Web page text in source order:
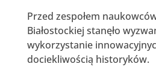
Przed zespołem
Białostockiej stanęło
wykorzystanie
dociekliwością historyków.